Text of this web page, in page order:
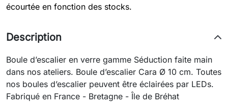
écourtée en fonction des stocks.
Description
Boule d’escalier en verre gamme Séduction faite main
dans nos ateliers. Boule d’escalier Cara Ø 10 cm. Toutes
nos boules d’escalier peuvent être éclairées par LEDs.
Fabriqué en France - Bretagne - Île de Bréhat